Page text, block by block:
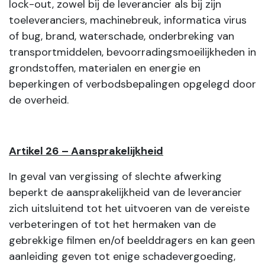
lock-out, zowel bij de leverancier als bij zijn
toeleveranciers, machinebreuk, informatica virus
of bug, brand, waterschade, onderbreking van
transportmiddelen, bevoorradingsmoeilijkheden in
grondstoffen, materialen en energie en
beperkingen of verbodsbepalingen opgelegd door
de overheid.
Artikel 26 – Aansprakelijkheid
In geval van vergissing of slechte afwerking
beperkt de aansprakelijkheid van de leverancier
zich uitsluitend tot het uitvoeren van de vereiste
verbeteringen of tot het hermaken van de
gebrekkige filmen en/of beelddragers en kan geen
aanleiding geven tot enige schadevergoeding,